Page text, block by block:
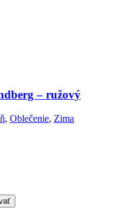
– ružový
, Oblečenie, Zima